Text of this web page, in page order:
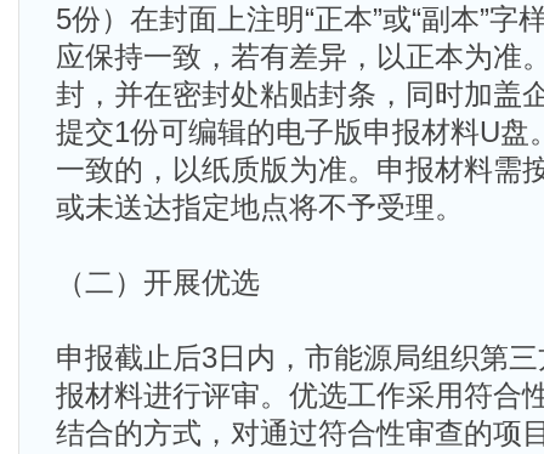
5份）在封面上注明“正本”或“副本”字
应保持一致，若有差异，以正本为准
封，并在密封处粘贴封条，同时加盖
提交1份可编辑的电子版申报材料U盘
一致的，以纸质版为准。申报材料需
或未送达指定地点将不予受理。
（二）开展优选
申报截止后3日内，市能源局组织第
报材料进行评审。优选工作采用符合
结合的方式，对通过符合性审查的项